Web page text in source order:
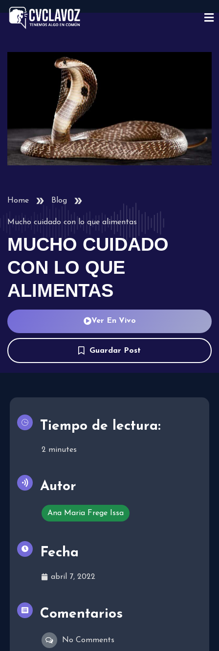
Home Blog
Mucho cuidado con lo que alimentas
MUCHO CUIDADO
CON LO QUE
ALIMENTAS
Ver En Vivo
Guardar Post
Tiempo de lectura:
2 minutes
Autor
Ana Maria Frege Issa
Fecha
abril 7, 2022
Comentarios
No Comments